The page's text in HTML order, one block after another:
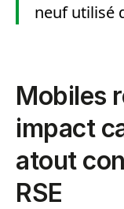
neuf utilisé
Mobiles
impact
atout
RSE